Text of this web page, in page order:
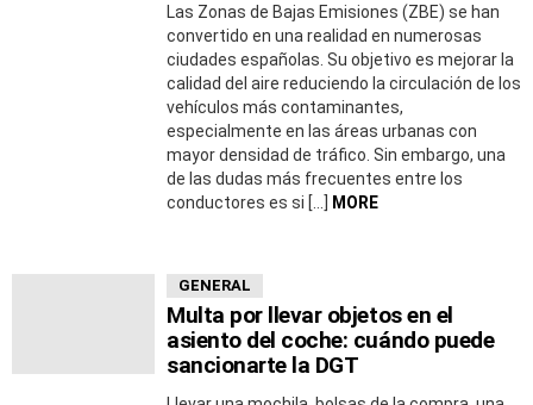
Las Zonas de Bajas Emisiones (ZBE) se han
convertido en una realidad en numerosas
ciudades españolas. Su objetivo es mejorar la
calidad del aire reduciendo la circulación de los
vehículos más contaminantes,
especialmente en las áreas urbanas con
mayor densidad de tráfico. Sin embargo, una
de las dudas más frecuentes entre los
conductores es si […]
MORE
GENERAL
Multa por llevar objetos en el
asiento del coche: cuándo puede
sancionarte la DGT